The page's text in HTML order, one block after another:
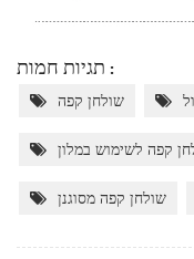
תגיות חמות :
שולחן קפה
קפה לשימוש במלון
שולחן קפה מסוגנן